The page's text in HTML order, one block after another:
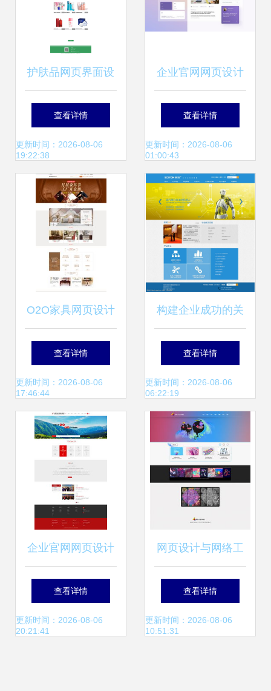
护肤品网页界面设
计改版 从网络工程
视角看用户体验与
性能优化
查看详情
更新时间：2026-08-06
19:22:38
企业官网网页设计
从模板应用到程序
学习的完整指南
查看详情
更新时间：2026-08-06
01:00:43
O2O家具网页设计
打造线上线下无缝
融合的家居购物体
验
查看详情
更新时间：2026-08-06
17:46:44
构建企业成功的关
键 公司网页设计与
网络工程的融合之
道
查看详情
更新时间：2026-08-06
06:22:19
企业官网网页设计
构建专业形象与提
升用户体验的实践
查看详情
更新时间：2026-08-06
20:21:41
网页设计与网络工
程的融合 构建现代
网络世界的基石
查看详情
更新时间：2026-08-06
10:51:31